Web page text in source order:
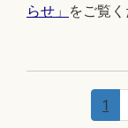
らせ」 をご覧く
1